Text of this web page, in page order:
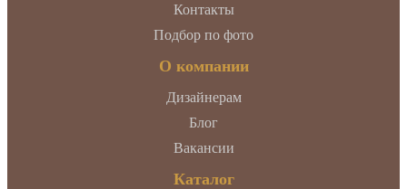
Контакты
Подбор по фото
О компании
Дизайнерам
Блог
Вакансии
Каталог